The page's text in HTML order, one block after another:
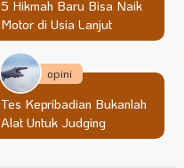
5 Hikmah Baru Bisa Naik
Motor di Usia Lanjut
Tes Kepribadian Bukanlah
Alat Untuk Judging
opini